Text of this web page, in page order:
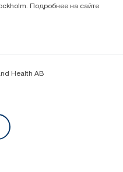
Подробнее на сайте
Health AB